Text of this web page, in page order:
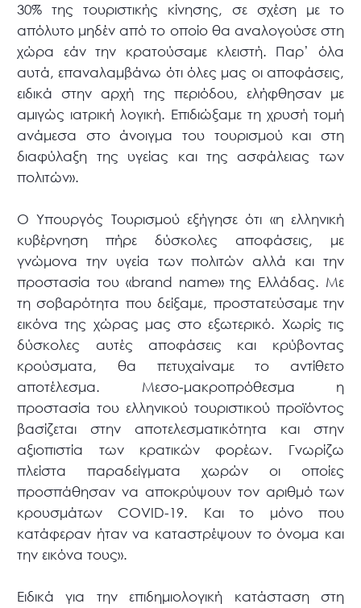
30% της τουριστικής κίνησης, σε σχέση με το
απόλυτο μηδέν από το οποίο θα αναλογούσε στη
χώρα εάν την κρατούσαμε κλειστή. Παρ’ όλα
αυτά, επαναλαμβάνω ότι όλες μας οι αποφάσεις,
ειδικά στην αρχή της περιόδου, ελήφθησαν με
αμιγώς ιατρική λογική. Επιδιώξαμε τη χρυσή τομή
ανάμεσα στο άνοιγμα του τουρισμού και στη
διαφύλαξη της υγείας και της ασφάλειας των
πολιτών».
Ο Υπουργός Τουρισμού εξήγησε ότι «η ελληνική
κυβέρνηση πήρε δύσκολες αποφάσεις, με
γνώμονα την υγεία των πολιτών αλλά και την
προστασία του «brand name» της Ελλάδας. Με
τη σοβαρότητα που δείξαμε, προστατεύσαμε την
εικόνα της χώρας μας στο εξωτερικό. Χωρίς τις
δύσκολες αυτές αποφάσεις και κρύβοντας
κρούσματα, θα πετυχαίναμε το αντίθετο
αποτέλεσμα. Μεσο-μακροπρόθεσμα η
προστασία του ελληνικού τουριστικού προϊόντος
βασίζεται στην αποτελεσματικότητα και στην
αξιοπιστία των κρατικών φορέων. Γνωρίζω
πλείστα παραδείγματα χωρών οι οποίες
προσπάθησαν να αποκρύψουν τον αριθμό των
κρουσμάτων COVID-19. Και το μόνο που
κατάφεραν ήταν να καταστρέψουν το όνομα και
την εικόνα τους».
Ειδικά για την επιδημιολογική κατάσταση στη